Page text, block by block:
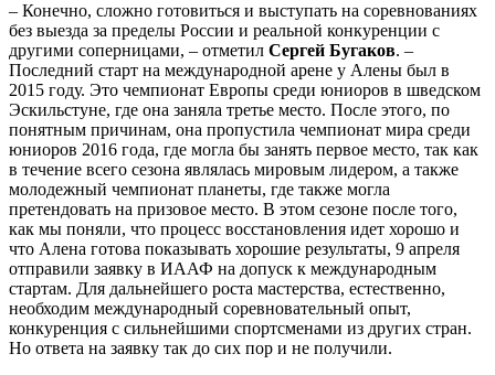
– Конечно, сложно готовиться и выступать на соревнованиях
без выезда за пределы России и реальной конкуренции с
другими соперницами, – отметил Сергей Бугаков. –
Последний старт на международной арене у Алены был в
2015 году. Это чемпионат Европы среди юниоров в шведском
Эскильстуне, где она заняла третье место. После этого, по
понятным причинам, она пропустила чемпионат мира среди
юниоров 2016 года, где могла бы занять первое место, так как
в течение всего сезона являлась мировым лидером, а также
молодежный чемпионат планеты, где также могла
претендовать на призовое место. В этом сезоне после того,
как мы поняли, что процесс восстановления идет хорошо и
что Алена готова показывать хорошие результаты, 9 апреля
отправили заявку в ИААФ на допуск к международным
стартам. Для дальнейшего роста мастерства, естественно,
необходим международный соревновательный опыт,
конкуренция с сильнейшими спортсменами из других стран.
Но ответа на заявку так до сих пор и не получили.